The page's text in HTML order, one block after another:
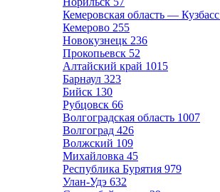
Кемеровская область — Кузбасс
Кемерово 255
Новокузнецк 236
Прокопьевск 52
Алтайский край 1015
Барнаул 323
Бийск 130
Рубцовск 66
Волгоградская область 1007
Волгоград 426
Волжский 109
Михайловка 45
Республика Бурятия 979
Улан-Удэ 632